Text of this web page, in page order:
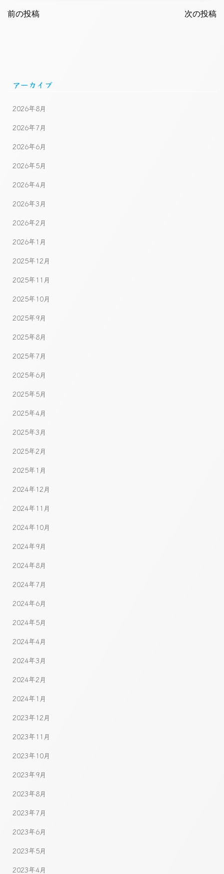
navigation
前の投稿 次の投稿
アーカイブ
2026年8月
2026年7月
2026年6月
2026年5月
2026年4月
2026年3月
2026年2月
2026年1月
2025年12月
2025年11月
2025年10月
2025年9月
2025年8月
2025年7月
2025年6月
2025年5月
2025年4月
2025年3月
2025年2月
2025年1月
2024年12月
2024年11月
2024年10月
2024年9月
2024年8月
2024年7月
2024年6月
2024年5月
2024年4月
2024年3月
2024年2月
2024年1月
2023年12月
2023年11月
2023年10月
2023年9月
2023年8月
2023年7月
2023年6月
2023年5月
2023年4月